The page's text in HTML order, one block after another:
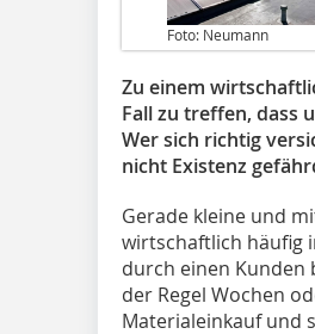
Foto: Neumann
Zu einem
Fall zu treffen, dass
Wer sich richtig
nicht Existenz
Gerade kleine und
wirtschaftlich häufig
durch einen Kunden
der Regel Wochen
Materialeinkauf und